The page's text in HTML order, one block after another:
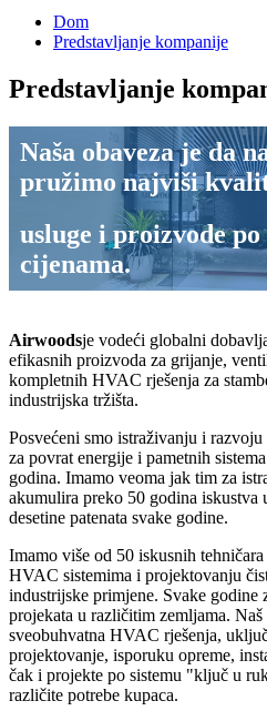
Dom
Predstavljanje kompanije
Predstavljanje
Naša obaveza je da
pružimo najviši
usluge i proizvode
cijenama.
Airwoodsje vodeći globalni
efikasnih proizvoda za grijanje,
kompletnih HVAC rješenja za
industrijska tržišta.
Posvećeni smo istraživanju i
za povrat energije i pametnih
godina. Imamo veoma jak tim za
akumulira preko 50 godina iskustva
desetine patenata svake godine.
Imamo više od 50 iskusnih
HVAC sistemima i projektovanju
industrijske primjene. Svake godine
projekata u različitim zemljama.
sveobuhvatna HVAC rješenja,
projektovanje, isporuku opreme,
čak i projekte po sistemu "ključ u
različite potrebe kupaca.